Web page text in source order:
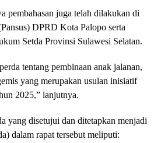
pembahasan juga telah dilakukan di
DPRD Kota Palopo serta
Setda Provinsi Sulawesi Selatan.
tentang pembinaan anak jalanan,
yang merupakan usulan inisiatif
2025,” lanjutnya.
yang disetujui dan ditetapkan menjadi
dalam rapat tersebut meliputi: